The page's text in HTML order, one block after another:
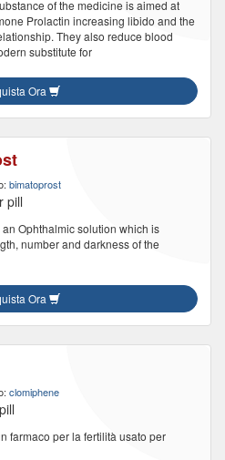
of the medicine is aimed at
Prolactin increasing libido and the
They also reduce blood
substitute for
Ora
bimatoprost
pill
Ophthalmic solution which is
number and darkness of the
Ora
clomiphene
farmaco per la fertilità usato per